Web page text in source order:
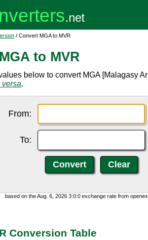
/ Convert MGA to MVR
to MVR
below to convert MGA [Malagasy
versa.
From:
To:
based on the Aug. 6, 2026 3:0:0 exchange rate from
Conversion Table